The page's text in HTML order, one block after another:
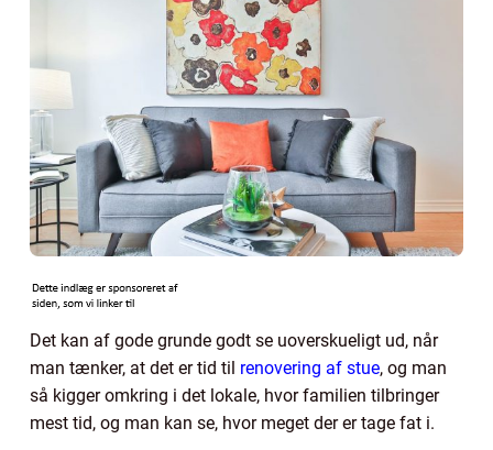
Det kan af gode grunde godt se uoverskueligt ud, når
man tænker, at det er tid til renovering af stue, og man
så kigger omkring i det lokale, hvor familien tilbringer
mest tid, og man kan se, hvor meget der er tage fat i.